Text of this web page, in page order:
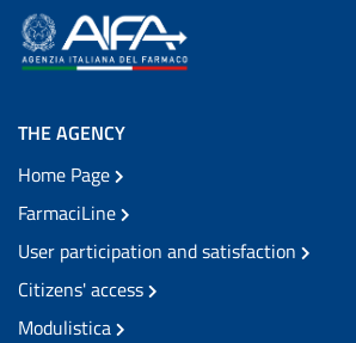
THE AGENCY
Home Page
FarmaciLine
User participation and satisfaction
Citizens' access
Modulistica